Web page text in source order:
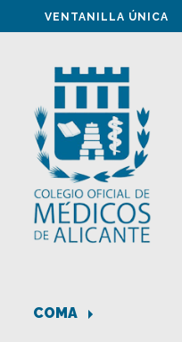
VENTANILLA ÚNICA
COMA